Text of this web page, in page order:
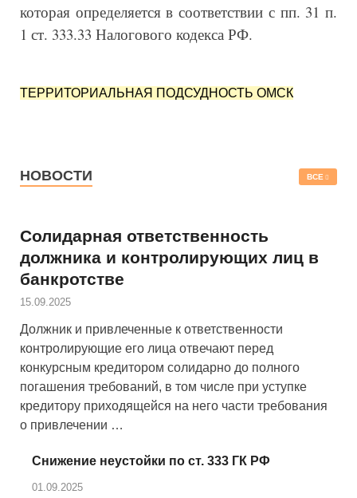
которая определяется в соответствии с пп. 31 п.
1 ст. 333.33 Налогового кодекса РФ.
ТЕРРИТОРИАЛЬНАЯ ПОДСУДНОСТЬ ОМСК
НОВОСТИ ВСЕ
Солидарная ответственность
должника и контролирующих лиц в
банкротстве
15.09.2025
Должник и привлеченные к ответственности
контролирующие его лица отвечают перед
конкурсным кредитором солидарно до полного
погашения требований, в том числе при уступке
кредитору приходящейся на него части требования
о привлечении …
Снижение неустойки по ст. 333 ГК РФ
01.09.2025